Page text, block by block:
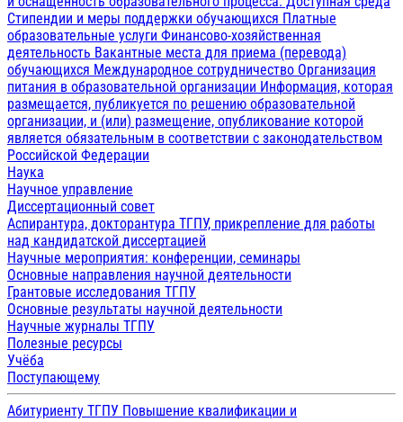
Стипендии и меры поддержки обучающихся Платные
образовательные услуги Финансово-хозяйственная
деятельность Вакантные места для приема (перевода)
обучающихся Международное сотрудничество Организация
питания в образовательной организации Информация, которая
размещается, публикуется по решению образовательной
организации, и (или) размещение, опубликование которой
является обязательным в соответствии с законодательством
Российской Федерации
Наука
Научное управление
Диссертационный совет
Аспирантура, докторантура ТГПУ, прикрепление для работы
над кандидатской диссертацией
Научные мероприятия: конференции, семинары
Основные направления научной деятельности
Грантовые исследования ТГПУ
Основные результаты научной деятельности
Научные журналы ТГПУ
Полезные ресурсы
Учёба
Поступающему
Абитуриенту ТГПУ Повышение квалификации и